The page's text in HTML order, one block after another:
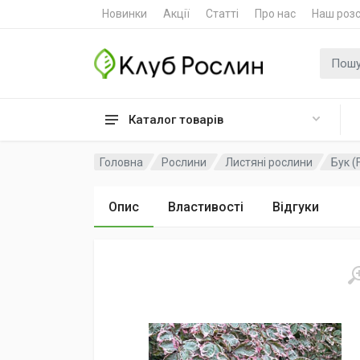
Новинки Акції Статті Про нас Наш
Каталог товарів
Головна Рослини Листяні рослини Бук
Опис Властивості Відгуки